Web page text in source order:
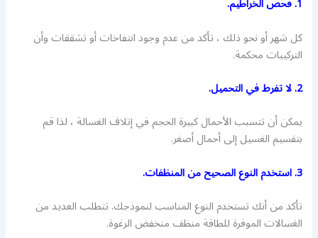
كل شهر أو نحو ذلك ، تأكد من عدم وجود انتفاخات أو تشققات وأن
التركيبات محكمة.
2. لا تفرط في التحميل.
يمكن أن تتسبب الأحمال كبيرة الحجم في إتلاف الغسالة ، لذا قم
بتقسيم الغسيل إلى أحمال أصغر.
3. استخدم النوع الصحيح من المنظفات.
تأكد من أنك تستخدم النوع المناسب لنموذجك. تتطلب العديد من
الغسالات الموفرة للطاقة منظف منخفض الرغوة.